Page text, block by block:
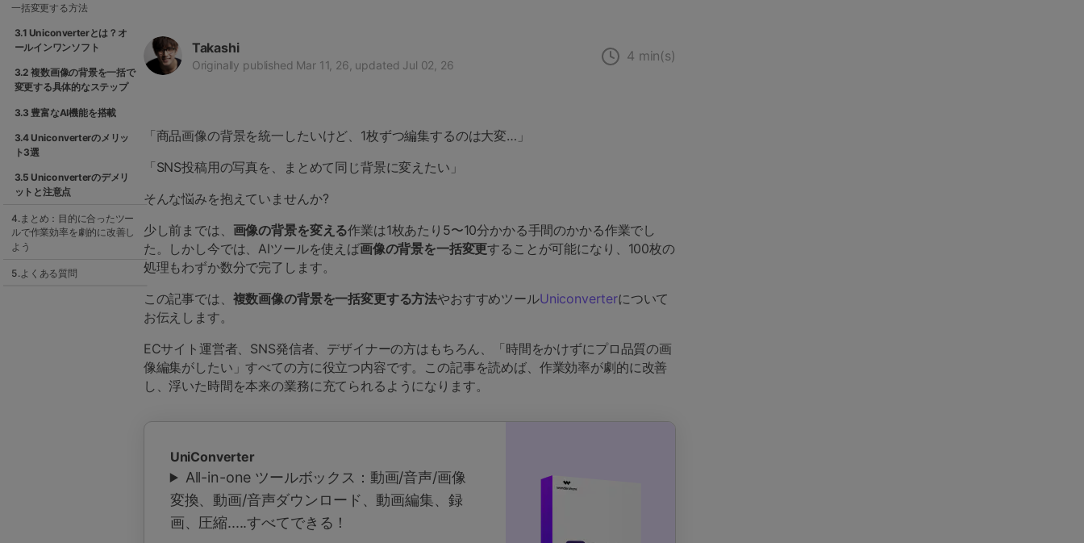
Takashi
Originally published Mar 11, 26, updated Jul 02, 26
4 min(s)
「商品画像の背景を統一したいけど、1枚ずつ編集するのは大変…」
「SNS投稿用の写真を、まとめて同じ背景に変えたい」
そんな悩みを抱えていませんか?
少し前までは、 画像の背景を変える作業は1枚あたり5〜10分かかる手間のかかる作業でし
た。しかし今では、AIツールを使えば画像の背景を一括変更することが可能になり、100枚の
処理もわずか数分で完了します。
この記事では、 複数画像の背景を一括変更する方法やおすすめツールUniconverterについて
お伝えします。
ECサイト運営者、SNS発信者、デザイナーの方はもちろん、「時間をかけずにプロ品質の画
像編集がしたい」すべての方に役立つ内容です。この記事を読めば、作業効率が劇的に改善
し、浮いた時間を本来の業務に充てられるようになります。
UniConverter
All-in-one ツールボックス：動画/音声/画像
変換、動画/音声ダウンロード、動画編集、録
画、圧縮.....すべてできる！
一括変更する方法
3.1 Uniconverterとは？オ
ールインワンソフト
3.2 複数画像の背景を一括で
変更する具体的なステップ
3.3 豊富なAI機能を搭載
3.4 Uniconverterのメリッ
ト3選
3.5 Uniconverterのデメリ
ットと注意点
4.まとめ：目的に合ったツー
ルで作業効率を劇的に改善し
よう
5.よくある質問